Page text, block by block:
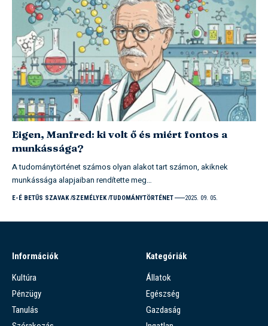
Eigen, Manfred: ki volt ő és miért fontos a
munkássága?
A tudománytörténet számos olyan alakot tart számon, akiknek
munkássága alapjaiban rendítette meg…
E-É BETŰS SZAVAK SZEMÉLYEK TUDOMÁNYTÖRTÉNET 2025. 09. 05.
Információk
Kultúra
Pénzügy
Tanulás
Kategóriák
Állatok
Egészség
Gazdaság